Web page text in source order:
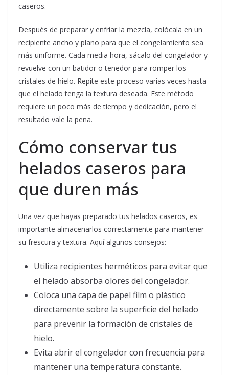
caseros.
Después de preparar y enfriar la mezcla, colócala en un
recipiente ancho y plano para que el congelamiento sea
más uniforme. Cada media hora, sácalo del congelador y
revuelve con un batidor o tenedor para romper los
cristales de hielo. Repite este proceso varias veces hasta
que el helado tenga la textura deseada. Este método
requiere un poco más de tiempo y dedicación, pero el
resultado vale la pena.
Cómo conservar tus
helados caseros para
que duren más
Una vez que hayas preparado tus helados caseros, es
importante almacenarlos correctamente para mantener
su frescura y textura. Aquí algunos consejos:
Utiliza recipientes herméticos para evitar que
el helado absorba olores del congelador.
Coloca una capa de papel film o plástico
directamente sobre la superficie del helado
para prevenir la formación de cristales de
hielo.
Evita abrir el congelador con frecuencia para
mantener una temperatura constante.